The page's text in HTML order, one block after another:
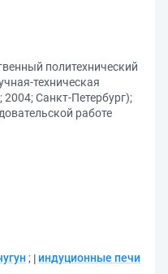
политехнический
техническая
Санкт-Петербург);
работе
; индуционные печи